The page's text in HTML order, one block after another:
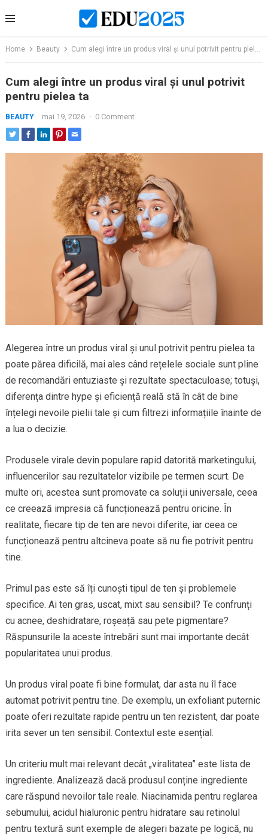
to
Home Beauty Cum alegi între un produs viral și unul potrivit pentru pielea ta
Cum alegi între un produs viral și unul potrivit
pentru pielea ta
BEAUTY mai 19, 2026 · 0 Comment
Alegerea între un produs viral și unul potrivit pentru pielea ta
poate părea dificilă, mai ales când rețelele sociale sunt pline
de recomandări entuziaste și rezultate spectaculoase; totuși,
diferența dintre hype și eficiență reală stă în cât de bine
înțelegi nevoile pielii tale și cum filtrezi informațiile înainte de
a lua o decizie.
Produsele virale devin populare rapid datorită marketingului,
influencerilor sau rezultatelor vizibile pe termen scurt. De
multe ori, acestea sunt promovate ca soluții universale, ceea
ce creează impresia că funcționează pentru oricine. În
realitate, fiecare tip de ten are nevoi diferite, iar ceea ce
funcționează pentru altcineva poate să nu fie potrivit pentru
tine.
Primul pas este să îți cunoști tipul de ten și problemele
specifice. Ai ten gras, uscat, mixt sau sensibil? Te confrunți
cu acnee, deshidratare, roșeață sau pete pigmentare?
Răspunsurile la aceste întrebări sunt mai importante decât
popularitatea unui produs.
Un produs viral poate fi bine formulat, dar asta nu îl face
automat potrivit pentru tine. De exemplu, un exfoliant puternic
poate oferi rezultate rapide pentru un ten rezistent, dar poate
irita sever un ten sensibil. Contextul este esențial.
Un criteriu mult mai relevant decât „viralitatea” este lista de
ingrediente. Analizează dacă produsul conține ingrediente
care răspund nevoilor tale reale. Niacinamida pentru reglarea
sebumului, acidul hialuronic pentru hidratare sau retinolul
pentru textură sunt exemple de alegeri bazate pe logică, nu